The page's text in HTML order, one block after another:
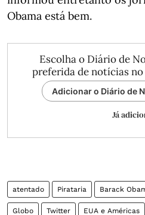
Obama está bem.
Escolha o Diário de
preferida de notícias no
Adicionar o Diário de
Já
atentado Pirataria Barack
Globo Twitter EUA e Américas